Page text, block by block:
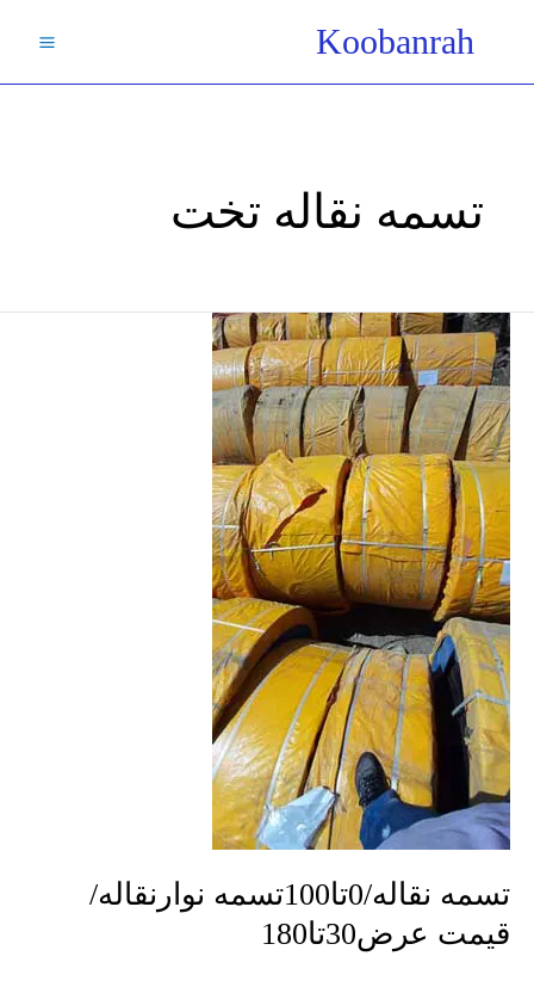
Koobanrah
تسمه نقاله تخت
تسمه نقاله/0تا100تسمه نوارنقاله/
قیمت عرض30تا180
تسمه
نقاله/0تا100تسمه
نوارنقاله/
قیمت
عرض30تا180